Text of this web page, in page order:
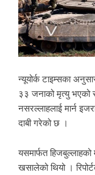
न्यूयोर्क टाइम्सका
३३ जनाको मृत्यु भएको
नसरल्लाहलाई मार्न
दाबी गरेको छ ।
यसमार्फत
खसालेको थियो ।